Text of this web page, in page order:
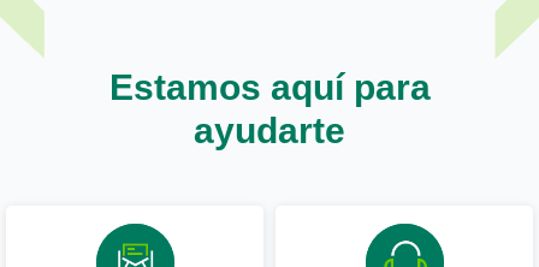
Estamos aquí para
ayudarte